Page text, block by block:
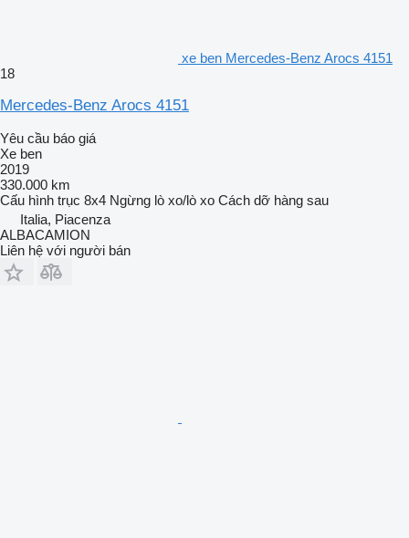
xe ben Mercedes-Benz Arocs 4151
18
Mercedes-Benz Arocs 4151
Yêu cầu báo giá
Xe ben
2019
330.000 km
Cấu hình trục 8x4 Ngừng lò xo/lò xo Cách dỡ hàng sau
Italia, Piacenza
ALBACAMION
Liên hệ với người bán